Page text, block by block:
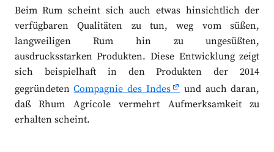
Beim Rum scheint sich auch etwas hinsichtlich der
verfügbaren Qualitäten zu tun, weg vom süßen,
langweiligen Rum hin zu ungesüßten,
ausdrucksstarken Produkten. Diese Entwicklung zeigt
sich beispielhaft in den Produkten der 2014
gegründetenCompagnie des Indes
und auch daran,
daß Rhum Agricole vermehrt Aufmerksamkeit zu
erhalten scheint.